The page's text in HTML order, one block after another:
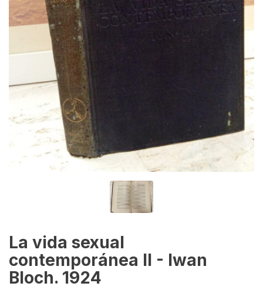
La vida sexual
contemporánea II - Iwan
Bloch. 1924